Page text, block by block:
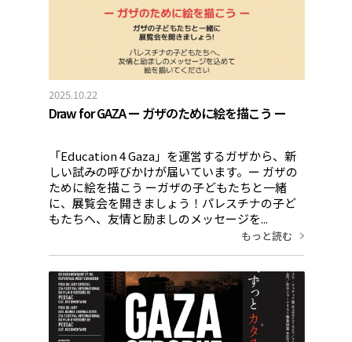
2025.10.22
Draw for GAZA ー ガザのために絵を描こう ー
「Education 4 Gaza」を運営するガザから、新
しい試みの呼びかけが届いています。ー ガザの
ために絵を描こう ーガザの子どもたちと一緒
に、展覧会を開きましょう！パレスチナの子ど
もたちへ、友情と励ましのメッセージを...
もっと読む